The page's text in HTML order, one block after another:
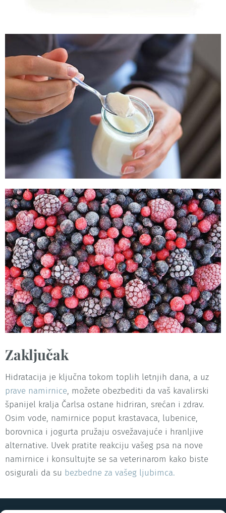
Zaključak
Hidratacija je ključna tokom toplih letnjih dana, a uz
prave namirnice, možete obezbediti da vaš kavalirski
španijel kralja Čarlsa ostane hidriran, srećan i zdrav.
Osim vode, namirnice poput krastavaca, lubenice,
borovnica i jogurta pružaju osvežavajuće i hranljive
alternative. Uvek pratite reakciju vašeg psa na nove
namirnice i konsultujte se sa veterinarom kako biste
osigurali da su bezbedne za vašeg ljubimca.